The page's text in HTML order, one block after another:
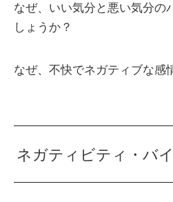
なぜ、いい気分と悪い気分の
しょうか？
なぜ、不快でネガティブな感
ネガティビティ・バ